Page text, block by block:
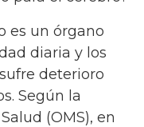
es un órgano
diaria y los
deterioro
Según la
(OMS), en